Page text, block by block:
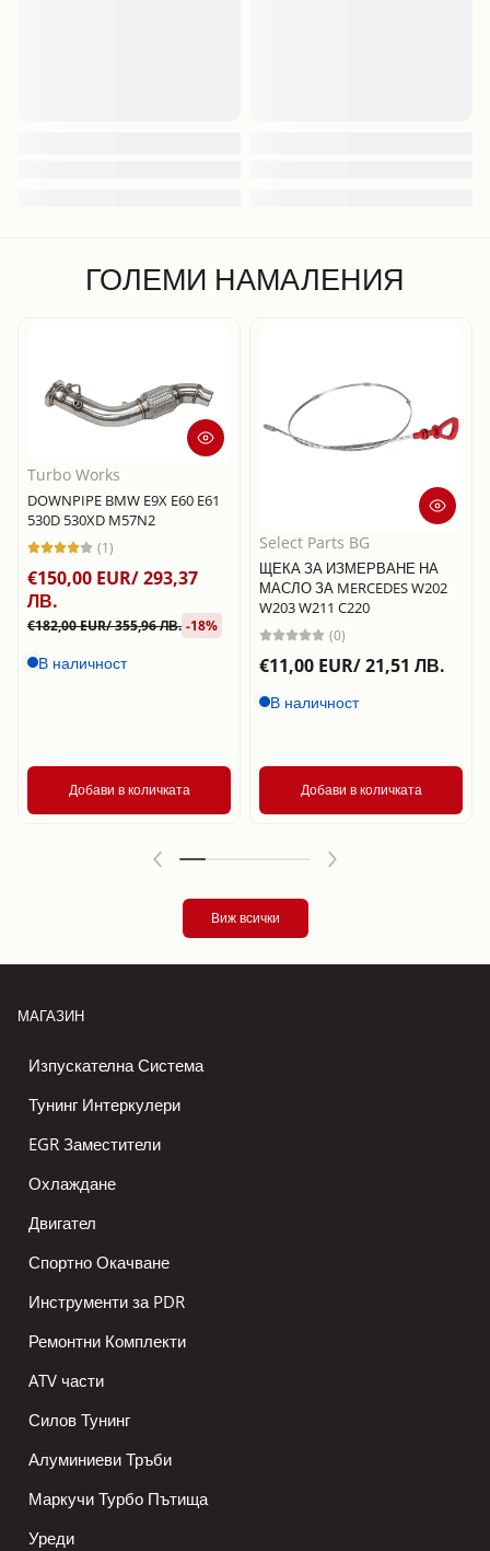
ГОЛЕМИ НАМАЛЕНИЯ
Turbo Works
DOWNPIPE BMW E9X E60 E61
530D 530XD M57N2
(1)
€150,00 EUR/ 293,37
ЛВ.
€182,00 EUR/ 355,96 ЛВ. -18%
В наличност
Добави в количката
Select Parts BG
ЩЕКА ЗА ИЗМЕРВАНЕ НА
МАСЛО ЗА MERCEDES W202
W203 W211 C220
(0)
€11,00 EUR/ 21,51 ЛВ.
В наличност
Добави в количката
Виж всички
МАГАЗИН
Изпускателна Система
Тунинг Интеркулери
EGR Заместители
Охлаждане
Двигател
Спортно Окачване
Инструменти за PDR
Ремонтни Комплекти
ATV части
Силов Тунинг
Алуминиеви Тръби
Маркучи Турбо Пътища
Уреди